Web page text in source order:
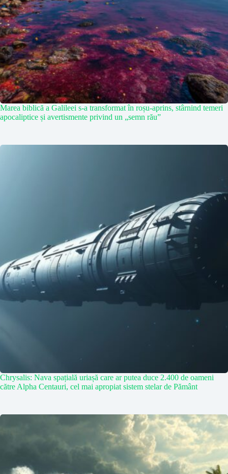
Marea biblică a Galileei s-a transformat în roșu-aprins, stârnind temeri
apocaliptice și avertismente privind un „semn rău”
Chrysalis: Nava spațială uriașă care ar putea duce 2.400 de oameni
către Alpha Centauri, cel mai apropiat sistem stelar de Pământ